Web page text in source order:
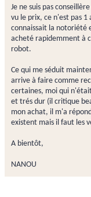
Je ne suis pas
vu le prix, ce n'est pas
connaissait la notoriété
acheté rapidemment à
robot.
Ce qui me séduit
arrive à faire comme
certaines, moi qui
et trés dur (il critique
mon achat, il m'a
existent mais il faut les
A bientôt,
NANOU